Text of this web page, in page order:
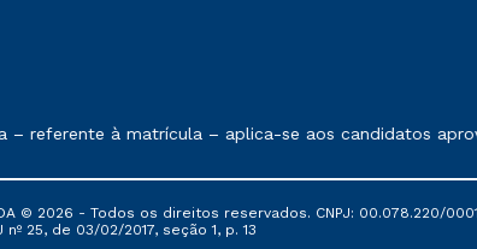
no contrato de prestação de serviços.
referente à matrícula – aplica-se aos candidatos
© 2026 - Todos os direitos reservados. CNPJ: 00.078.220/
25, de 03/02/2017, seção 1, p. 13